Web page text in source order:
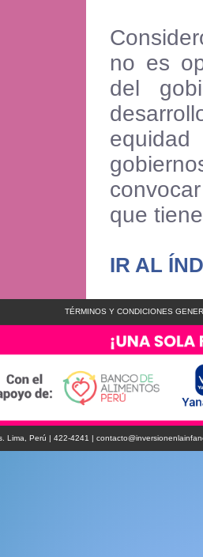
no es
del
que
IR AL
TÉRMINOS Y CONDICIONES
Lima, Perú | 422-4241 |